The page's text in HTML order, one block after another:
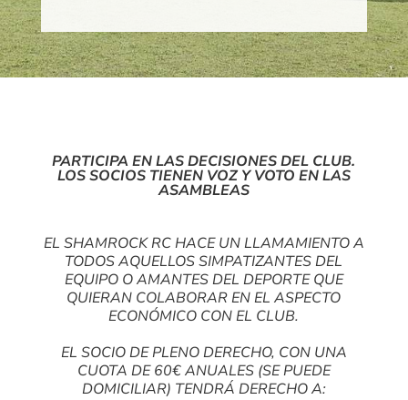
PARTICIPA EN LAS DECISIONES DEL CLUB.
LOS SOCIOS TIENEN VOZ Y VOTO EN LAS
ASAMBLEAS
EL SHAMROCK RC HACE UN LLAMAMIENTO A
TODOS AQUELLOS SIMPATIZANTES DEL
EQUIPO O AMANTES DEL DEPORTE QUE
QUIERAN COLABORAR EN EL ASPECTO
ECONÓMICO CON EL CLUB.
EL SOCIO DE PLENO DERECHO, CON UNA
CUOTA DE 60€ ANUALES (SE PUEDE
DOMICILIAR) TENDRÁ DERECHO A: